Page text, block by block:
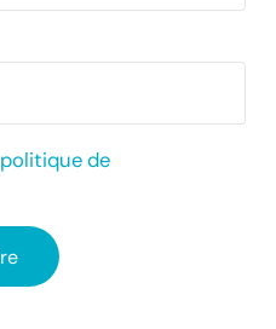
politique de